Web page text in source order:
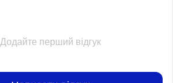
Додайте перший відгук